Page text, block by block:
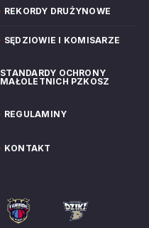
REKORDY DRUŻYNOWE
SĘDZIOWIE I KOMISARZE
STANDARDY OCHRONY
MAŁOLETNICH PZKOSZ
REGULAMINY
KONTAKT